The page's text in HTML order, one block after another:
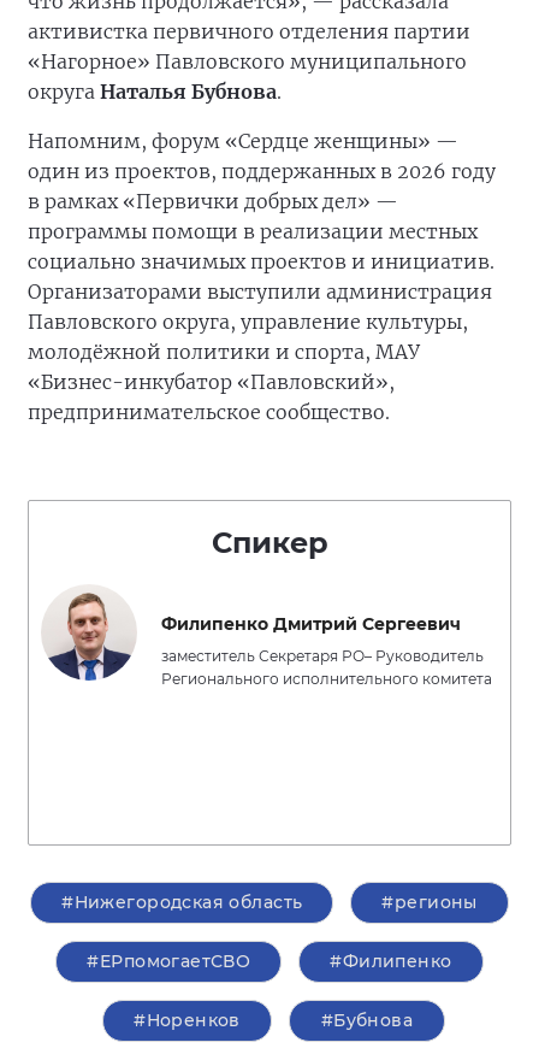
активистка первичного отделения партии
«Нагорное» Павловского муниципального
округа Наталья Бубнова.
Напомним, форум «Сердце женщины» —
один из проектов, поддержанных в 2026 году
в рамках «Первички добрых дел» —
программы помощи в реализации местных
социально значимых проектов и инициатив.
Организаторами выступили администрация
Павловского округа, управление культуры,
молодёжной политики и спорта, МАУ
«Бизнес-инкубатор «Павловский»,
предпринимательское сообщество.
Спикер
Филипенко Дмитрий Сергеевич
заместитель Секретаря РО– Руководитель
Регионального исполнительного комитета
#Нижегородская область #регионы
#ЕРпомогаетСВО #Филипенко
#Норенков #Бубнова